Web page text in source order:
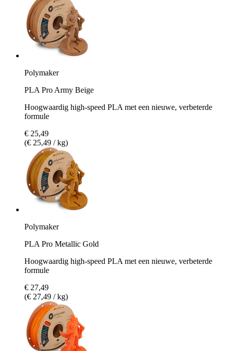
Polymaker
PLA Pro Army Beige
Hoogwaardig high-speed PLA met een nieuwe, verbeterde
formule
€ 25,49
(€ 25,49 / kg)
Polymaker
PLA Pro Metallic Gold
Hoogwaardig high-speed PLA met een nieuwe, verbeterde
formule
€ 27,49
(€ 27,49 / kg)